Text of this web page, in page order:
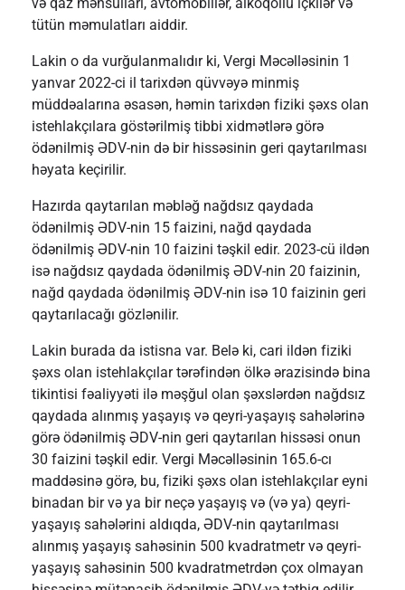
tütün məmulatları aiddir.
Lakin o da vurğulanmalıdır ki, Vergi Məcəlləsinin 1
yanvar 2022-ci il tarixdən qüvvəyə minmiş
müddəalarına əsasən, həmin tarixdən fiziki şəxs olan
istehlakçılara göstərilmiş tibbi xidmətlərə görə
ödənilmiş ƏDV-nin də bir hissəsinin geri qaytarılması
həyata keçirilir.
Hazırda qaytarılan məbləğ nağdsız qaydada
ödənilmiş ƏDV-nin 15 faizini, nağd qaydada
ödənilmiş ƏDV-nin 10 faizini təşkil edir. 2023-cü ildən
isə nağdsız qaydada ödənilmiş ƏDV-nin 20 faizinin,
nağd qaydada ödənilmiş ƏDV-nin isə 10 faizinin geri
qaytarılacağı gözlənilir.
Lakin burada da istisna var. Belə ki, cari ildən fiziki
şəxs olan istehlakçılar tərəfindən ölkə ərazisində bina
tikintisi fəaliyyəti ilə məşğul olan şəxslərdən nağdsız
qaydada alınmış yaşayış və qeyri-yaşayış sahələrinə
görə ödənilmiş ƏDV-nin geri qaytarılan hissəsi onun
30 faizini təşkil edir. Vergi Məcəlləsinin 165.6-cı
maddəsinə görə, bu, fiziki şəxs olan istehlakçılar eyni
binadan bir və ya bir neçə yaşayış və (və ya) qeyri-
yaşayış sahələrini aldıqda, ƏDV-nin qaytarılması
alınmış yaşayış sahəsinin 500 kvadratmetr və qeyri-
yaşayış sahəsinin 500 kvadratmetrdən çox olmayan